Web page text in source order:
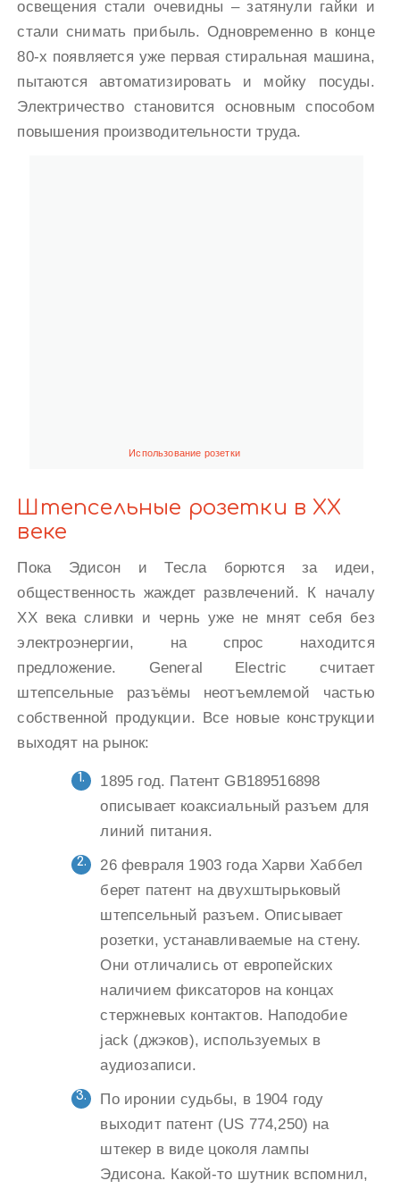
освещения стали очевидны – затянули гайки и
стали снимать прибыль. Одновременно в конце
80-х появляется уже первая стиральная машина,
пытаются автоматизировать и мойку посуды.
Электричество становится основным способом
повышения производительности труда.
Использование розетки
Штепсельные розетки в XX
веке
Пока Эдисон и Тесла борются за идеи,
общественность жаждет развлечений. К началу
XX века сливки и чернь уже не мнят себя без
электроэнергии, на спрос находится
предложение. General Electric считает
штепсельные разъёмы неотъемлемой частью
собственной продукции. Все новые конструкции
выходят на рынок:
1895 год. Патент GB189516898
описывает коаксиальный разъем для
линий питания.
26 февраля 1903 года Харви Хаббел
берет патент на двухштырьковый
штепсельный разъем. Описывает
розетки, устанавливаемые на стену.
Они отличались от европейских
наличием фиксаторов на концах
стержневых контактов. Наподобие
jack (джэков), используемых в
аудиозаписи.
По иронии судьбы, в 1904 году
выходит патент (US 774,250) на
штекер в виде цоколя лампы
Эдисона. Какой-то шутник вспомнил,